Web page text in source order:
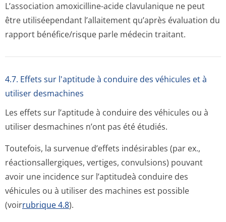
L’association amoxicilline-acide clavulanique ne peut
être utiliséependant l’allaitement qu’après évaluation du
rapport bénéfice/risque parle médecin traitant.
4.7. Effets sur l'aptitude à conduire des véhicules et à
utiliser desmachines
Les effets sur l’aptitude à conduire des véhicules ou à
utiliser desmachines n’ont pas été étudiés.
Toutefois, la survenue d’effets indésirables (par ex.,
réactionsaller­giques, vertiges, convulsions) pouvant
avoir une incidence sur l’aptitudeà conduire des
véhicules ou à utiliser des machines est possible
(voirrubrique 4.8).